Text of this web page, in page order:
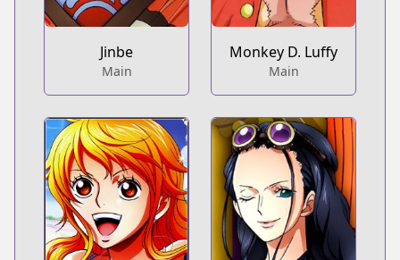
Jinbe
Main
Monkey D. Luffy
Main